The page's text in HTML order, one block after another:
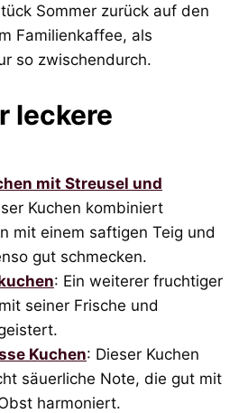
Sommer zurück auf den
Familienkaffee, als
so zwischendurch.
leckere
mit Streusel und
Kuchen kombiniert
mit einem saftigen Teig und
gut schmecken.
: Ein weiterer fruchtiger
seiner Frische und
Kuchen: Dieser Kuchen
säuerliche Note, die gut mit
harmoniert.